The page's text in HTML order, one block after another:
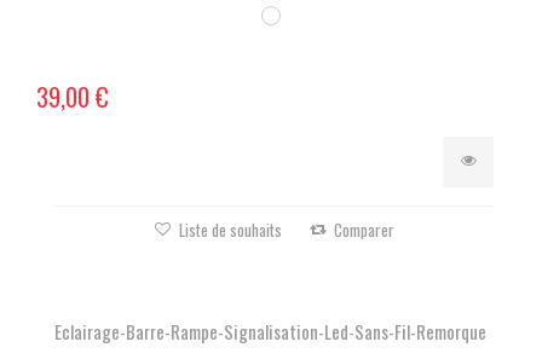
39,00 €
Liste de souhaits Comparer
Eclairage-Barre-Rampe-Signalisation-Led-Sans-Fil-Remorque